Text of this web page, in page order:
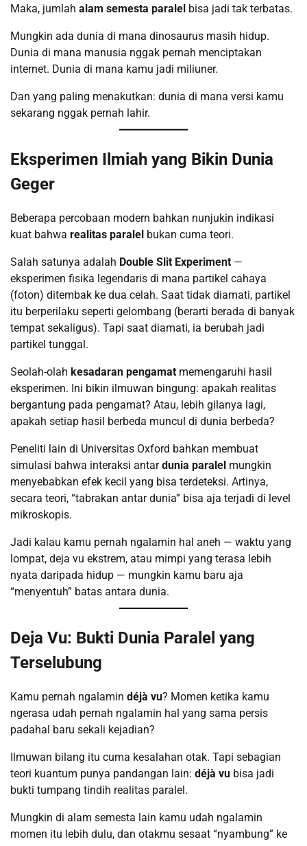
Maka, jumlah alam semesta paralel bisa jadi tak terbatas.
Mungkin ada dunia di mana dinosaurus masih hidup.
Dunia di mana manusia nggak pernah menciptakan
internet. Dunia di mana kamu jadi miliuner.
Dan yang paling menakutkan: dunia di mana versi kamu
sekarang nggak pernah lahir.
Eksperimen Ilmiah yang Bikin Dunia
Geger
Beberapa percobaan modern bahkan nunjukin indikasi
kuat bahwa realitas paralel bukan cuma teori.
Salah satunya adalah Double Slit Experiment —
eksperimen fisika legendaris di mana partikel cahaya
(foton) ditembak ke dua celah. Saat tidak diamati, partikel
itu berperilaku seperti gelombang (berarti berada di banyak
tempat sekaligus). Tapi saat diamati, ia berubah jadi
partikel tunggal.
Seolah-olah kesadaran pengamat memengaruhi hasil
eksperimen. Ini bikin ilmuwan bingung: apakah realitas
bergantung pada pengamat? Atau, lebih gilanya lagi,
apakah setiap hasil berbeda muncul di dunia berbeda?
Peneliti lain di Universitas Oxford bahkan membuat
simulasi bahwa interaksi antardunia paralel mungkin
menyebabkan efek kecil yang bisa terdeteksi. Artinya,
secara teori, “tabrakan antar dunia” bisa aja terjadi di level
mikroskopis.
Jadi kalau kamu pernah ngalamin hal aneh — waktu yang
lompat, deja vu ekstrem, atau mimpi yang terasa lebih
nyata daripada hidup — mungkin kamu baru aja
“menyentuh” batas antara dunia.
Deja Vu: Bukti Dunia Paralel yang
Terselubung
Kamu pernah ngalamin déjà vu? Momen ketika kamu
ngerasa udah pernah ngalamin hal yang sama persis
padahal baru sekali kejadian?
Ilmuwan bilang itu cuma kesalahan otak. Tapi sebagian
teori kuantum punya pandangan lain: déjà vu bisa jadi
bukti tumpang tindih realitas paralel.
Mungkin di alam semesta lain kamu udah ngalamin
momen itu lebih dulu, dan otakmu sesaat “nyambung” ke